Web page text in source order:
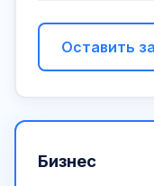
Оставить
Бизнес